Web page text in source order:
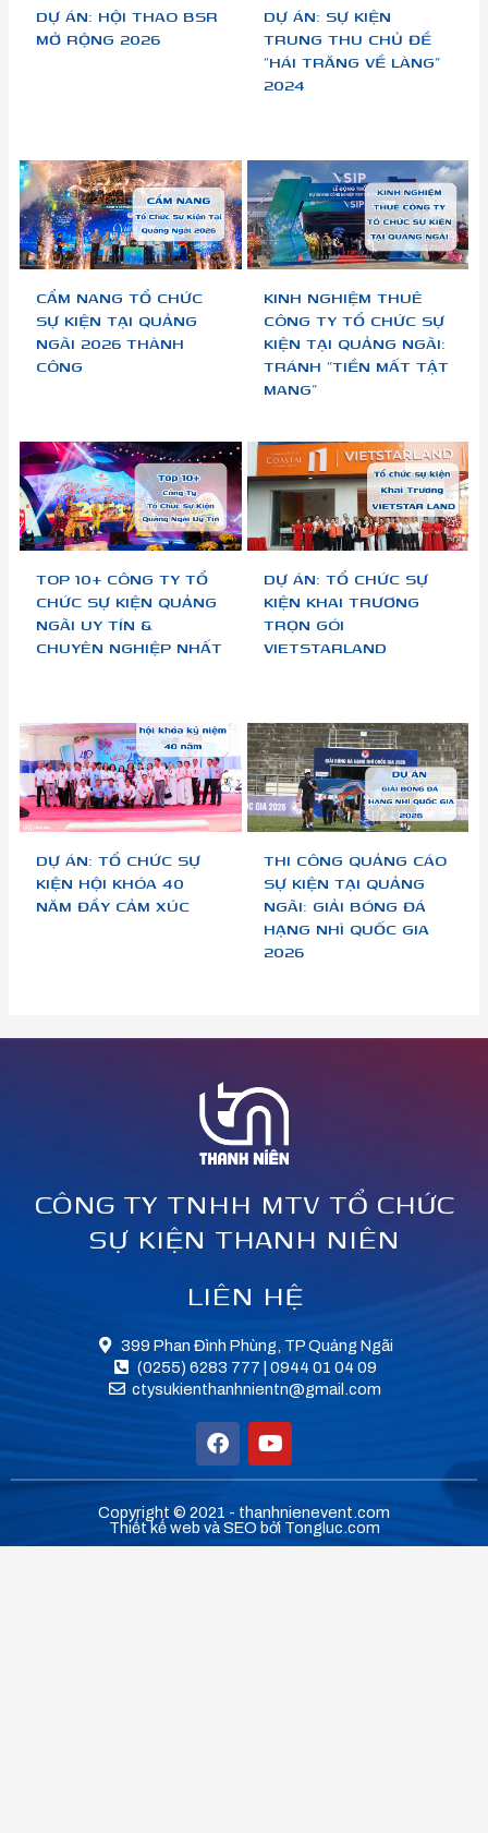
DỰ ÁN: HỘI THAO BSR
MỞ RỘNG 2026
DỰ ÁN: SỰ KIỆN
TRUNG THU CHỦ ĐỀ
“HÁI TRĂNG VỀ LÀNG”
2024
CẨM NANG TỔ CHỨC
SỰ KIỆN TẠI QUẢNG
NGÃI 2026 THÀNH
CÔNG
KINH NGHIỆM THUÊ
CÔNG TY TỔ CHỨC SỰ
KIỆN TẠI QUẢNG NGÃI:
TRÁNH “TIỀN MẤT TẬT
MANG”
TOP 10+ CÔNG TY TỔ
CHỨC SỰ KIỆN QUẢNG
NGÃI UY TÍN &
CHUYÊN NGHIỆP NHẤT
DỰ ÁN: TỔ CHỨC SỰ
KIỆN KHAI TRƯƠNG
TRỌN GÓI
VIETSTARLAND
DỰ ÁN: TỔ CHỨC SỰ
KIỆN HỘI KHÓA 40
NĂM ĐẦY CẢM XÚC
THI CÔNG QUẢNG CÁO
SỰ KIỆN TẠI QUẢNG
NGÃI: GIẢI BÓNG ĐÁ
HẠNG NHÌ QUỐC GIA
2026
CÔNG TY TNHH MTV TỔ CHỨC
SỰ KIỆN THANH NIÊN
LIÊN HỆ
399 Phan Đình Phùng, TP Quảng Ngãi
(0255) 6283 777 | 0944 01 04 09
ctysukienthanhnientn@gmail.com
F
a
c
b
o
Y
o
u
u
b
Copyright © 2021 - thanhnienevent.com
Thiết kế web và SEO bởi Tongluc.com